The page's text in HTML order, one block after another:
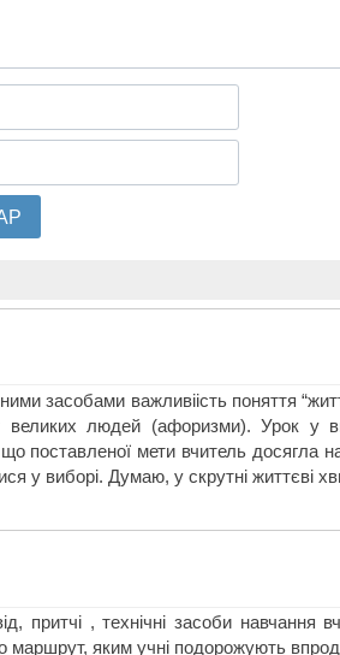
засобами важливіість поняття
великих людей (афоризми). Урок у
поставленої мети вчитель досягла
у виборі. Думаю, у скрутні життєві
притчі , технічні засоби навчання
маршрут, яким учні подорожують